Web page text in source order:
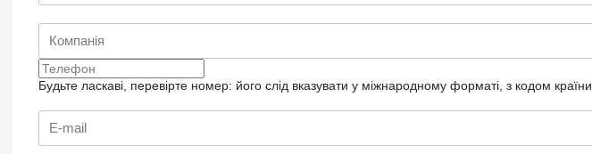
Будьте ласкаві, перевірте номер: його слід вказувати у міжнародному форматі, з кодом країни.